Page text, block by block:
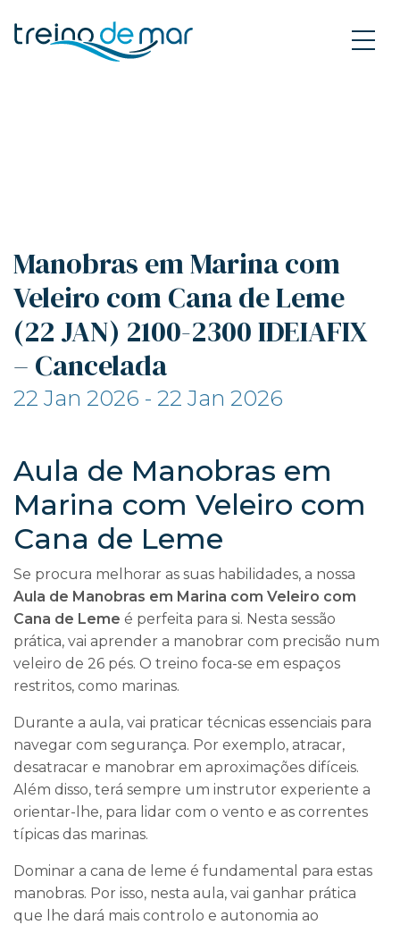
Manobras em Marina com
Veleiro com Cana de Leme
(22 JAN) 2100-2300 IDEIAFIX
– Cancelada
22 Jan 2026 - 22 Jan 2026
Aula de Manobras em
Marina com Veleiro com
Cana de Leme
Se procura melhorar as suas habilidades, a nossa
Aula de Manobras em Marina com Veleiro com
Cana de Leme é perfeita para si. Nesta sessão
prática, vai aprender a manobrar com precisão num
veleiro de 26 pés. O treino foca-se em espaços
restritos, como marinas.
Durante a aula, vai praticar técnicas essenciais para
navegar com segurança. Por exemplo, atracar,
desatracar e manobrar em aproximações difíceis.
Além disso, terá sempre um instrutor experiente a
orientar-lhe, para lidar com o vento e as correntes
típicas das marinas.
Dominar a cana de leme é fundamental para estas
manobras. Por isso, nesta aula, vai ganhar prática
que lhe dará mais controlo e autonomia ao